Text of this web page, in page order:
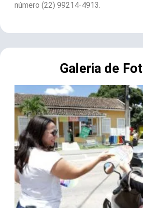
número (22) 99214-4913.
Galeria de